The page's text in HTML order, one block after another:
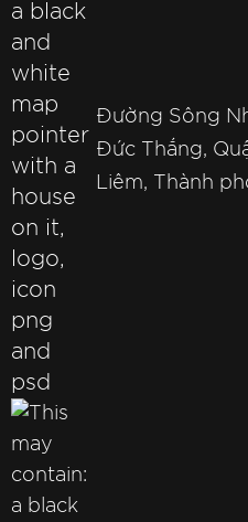
Đường Sông
Đức Thắng,
Liêm, Thành